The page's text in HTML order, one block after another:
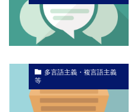
多言語主義・複言語主義
等